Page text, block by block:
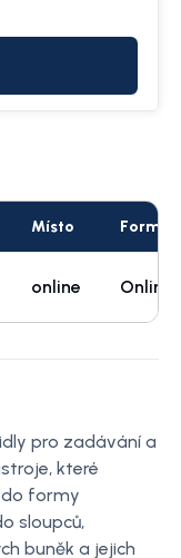
Místo Forma
online Online
pro zadávání a
které
formy
sloupců,
buněk a jejich